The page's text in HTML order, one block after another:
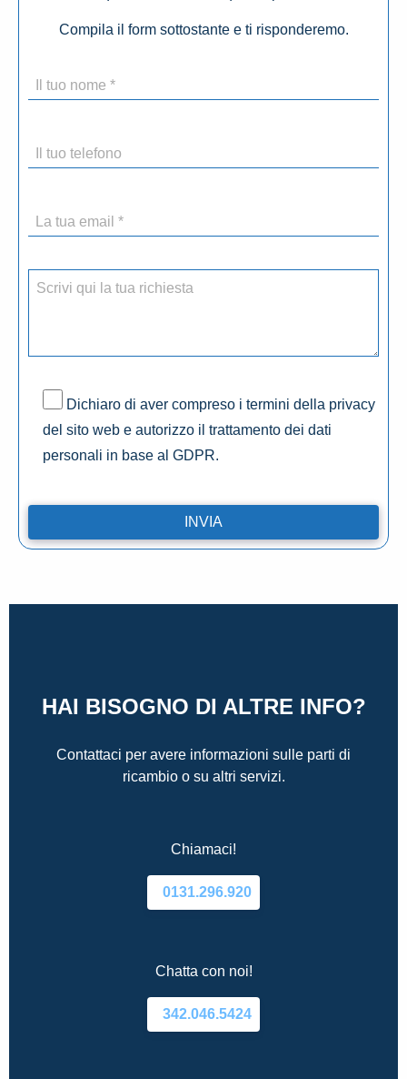
Compila il form sottostante e ti risponderemo.
Dichiaro di aver compreso i termini della privacy
del sito web e autorizzo il trattamento dei dati
personali in base al GDPR.
HAI BISOGNO DI ALTRE INFO?
Contattaci per avere informazioni sulle parti di
ricambio o su altri servizi.
Chiamaci!
0131.296.920
Chatta con noi!
342.046.5424